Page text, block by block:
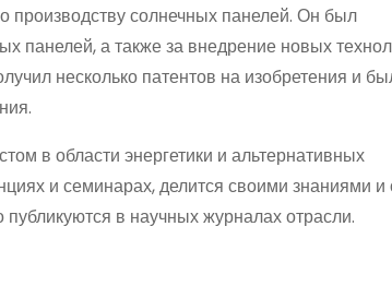
производству солнечных панелей. Он был
панелей, а также за внедрение новых
несколько патентов на изобретения и
в области энергетики и альтернативных
и семинарах, делится своими знаниями
в научных журналах отрасли.